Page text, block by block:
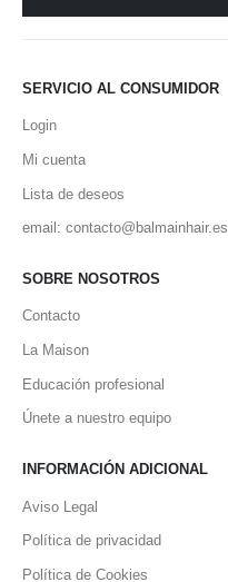
SERVICIO AL CONSUMIDOR
Login
Mi cuenta
Lista de deseos
email: contacto@balmainhair.es
SOBRE NOSOTROS
Contacto
La Maison
Educación profesional
Únete a nuestro equipo
INFORMACIÓN ADICIONAL
Aviso Legal
Política de privacidad
Política de Cookies